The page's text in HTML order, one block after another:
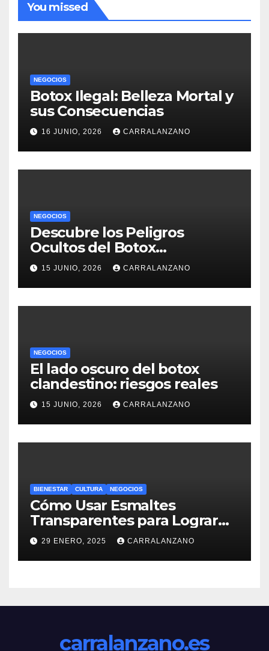
You missed
NEGOCIOS
Botox Ilegal: Belleza Mortal y
sus Consecuencias
16 JUNIO, 2026 CARRALANZANO
NEGOCIOS
Descubre los Peligros
Ocultos del Botox
Clandestino
15 JUNIO, 2026 CARRALANZANO
NEGOCIOS
El lado oscuro del botox
clandestino: riesgos reales
15 JUNIO, 2026 CARRALANZANO
BIENESTAR CULTURA NEGOCIOS
Cómo Usar Esmaltes
Transparentes para Lograr
Efectos Naturales
29 ENERO, 2025 CARRALANZANO
carralanzano.es